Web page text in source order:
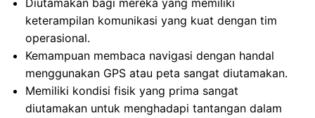
Diutamakan bagi mereka yang memiliki
keterampilan komunikasi yang kuat dengan tim
operasional.
Kemampuan membaca navigasi dengan handal
menggunakan GPS atau peta sangat diutamakan.
Memiliki kondisi fisik yang prima sangat
diutamakan untuk menghadapi tantangan dalam